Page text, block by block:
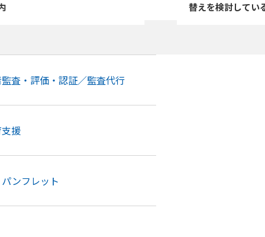
ている皆さまへ
かりやすく動画
査・評価・認証／監査代行
援
ンフレット